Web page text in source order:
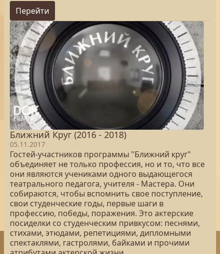
Перейти
Ближний Круг (2016 - 2018)
05.11.2017
Гостей-участников программы "Ближний круг"
объединяет не только профессия, но и то, что все
они являются учениками одного выдающегося
театрального педагога, учителя - Мастера. Они
собираются, чтобы вспомнить свое поступление,
свои студенческие годы, первые шаги в
профессию, победы, поражения. Это актерские
посиделки со студенческим привкусом: песнями,
стихами, этюдами, репетициями, дипломными
спектаклями, гастролями, байками и прочими